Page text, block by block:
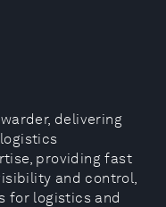
delivering
providing fast
and control,
for logistics and